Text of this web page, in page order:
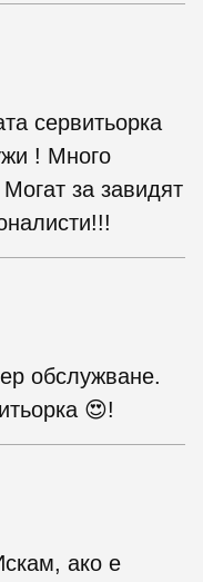
сервитьорка
! Много
за завидят
обслужване.
😍!
ако е